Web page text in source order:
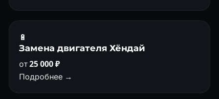
🔋
Замена двигателя Хёндай
от25 000 ₽
Подробнее →